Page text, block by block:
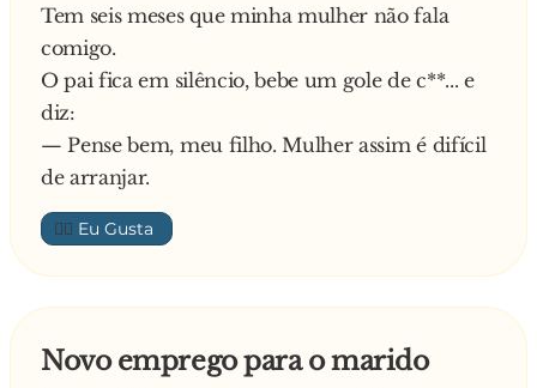
Tem seis meses que minha mulher não fala
comigo.
O pai fica em silêncio, bebe um gole de c**... e
diz:
— Pense bem, meu filho. Mulher assim é difícil
de arranjar.
👍🏼
Novo emprego para o marido